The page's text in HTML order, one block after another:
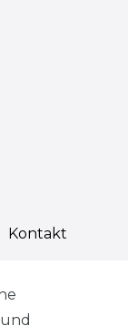
Kontakt